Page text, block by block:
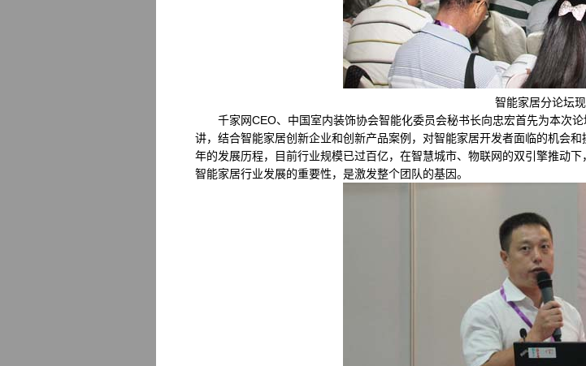
智能家居分论坛
千家网CEO、中国室内装饰协会智能化委员会秘书长向忠宏首先为本次论
讲，结合智能家居创新企业和创新产品案例，对智能家居开发者面临的机会
年的发展历程，目前行业规模已过百亿，在智慧城市、物联网的双引擎推动
智能家居行业发展的重要性，是激发整个团队的基因。